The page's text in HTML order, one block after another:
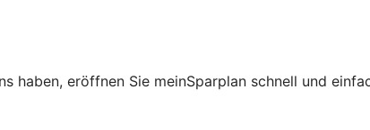
haben, eröffnen Sie meinSparplan schnell und